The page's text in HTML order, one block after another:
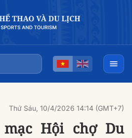
Thứ Sáu, 10/4/2026 14:14 (GMT+7)
Hội chợ Du